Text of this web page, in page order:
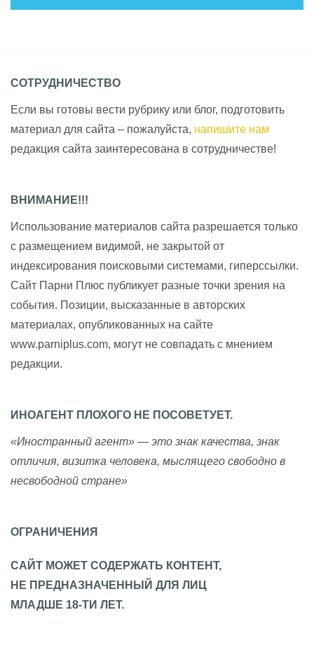
СОТРУДНИЧЕСТВО
Если вы готовы вести рубрику или блог, подготовить
материал для сайта – пожалуйста, напишите нам
редакция сайта заинтересована в сотрудничестве!
ВНИМАНИЕ!!!
Использование материалов сайта разрешается только
с размещением видимой, не закрытой от
индексирования поисковыми системами, гиперссылки.
Сайт Парни Плюс публикует разные точки зрения на
события. Позиции, высказанные в авторских
материалах, опубликованных на сайте
www.parniplus.com, могут не совпадать с мнением
редакции.
ИНОАГЕНТ ПЛОХОГО НЕ ПОСОВЕТУЕТ.
«Иностранный агент» — это знак качества, знак
отличия, визитка человека, мыслящего свободно в
несвободной стране»
ОГРАНИЧЕНИЯ
САЙТ МОЖЕТ СОДЕРЖАТЬ КОНТЕНТ,
НЕ ПРЕДНАЗНАЧЕННЫЙ ДЛЯ ЛИЦ
МЛАДШЕ 18-ТИ ЛЕТ.